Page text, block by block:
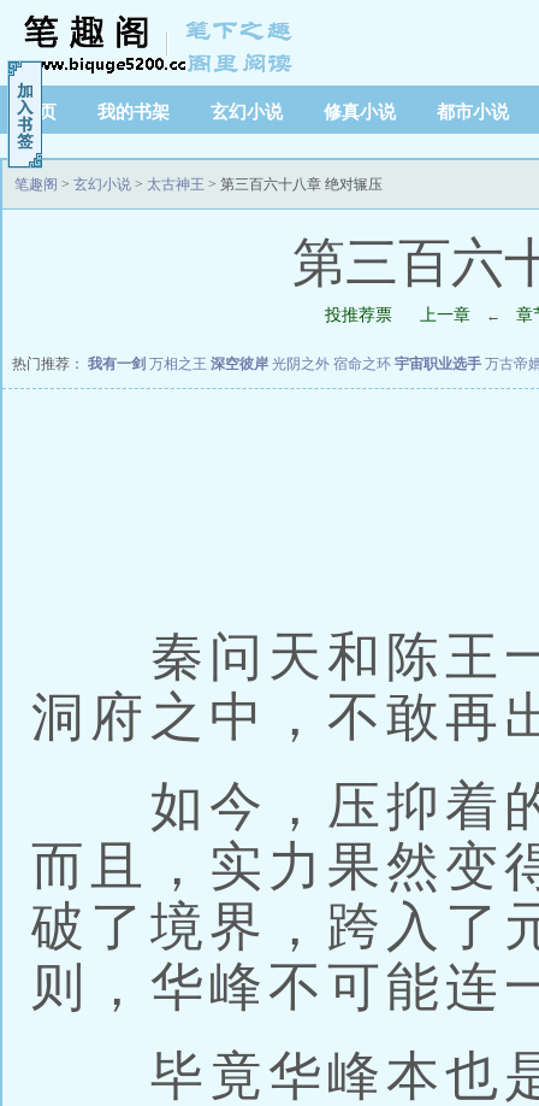
首页 我的书架 玄幻小说 修真小说 都市小说
笔趣阁 > 玄幻小说 > 太古神王 > 第三百六十八章 绝对辗压
第三百六
投推荐票 上一章 ← 章
热门推荐： 我有一剑 万相之王 深空彼岸 光阴之外 宿命之环 宇宙职业选手 万古帝
秦问天和陈王一
洞府之中，不敢再
如今，压抑着的
而且，实力果然变
破了境界，跨入了
则，华峰不可能连
毕竟华峰本也是